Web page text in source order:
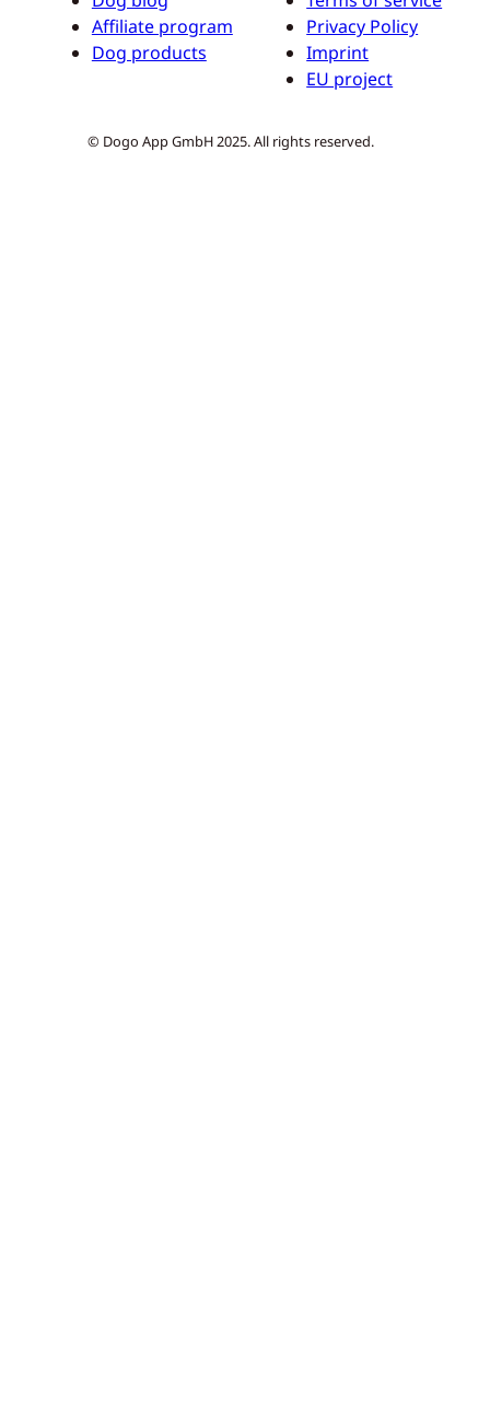
Affiliate program
Dog products
Privacy Policy
Imprint
EU project
© Dogo App GmbH 2025. All rights reserved.